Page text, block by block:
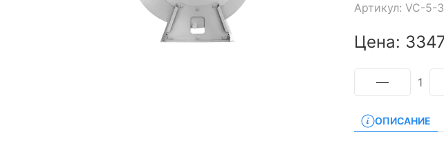
Артикул: VC-5-
Цена:
1
ОПИСАНИЕ